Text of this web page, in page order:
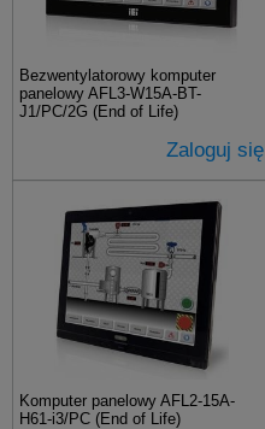
Bezwentylatorowy komputer
panelowy AFL3-W15A-BT-
J1/PC/2G (End of Life)
Zaloguj się
Komputer panelowy AFL2-15A-
H61-i3/PC (End of Life)